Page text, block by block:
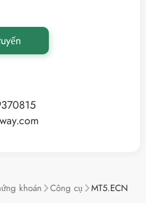
khoán Công cụ MT5.ECN